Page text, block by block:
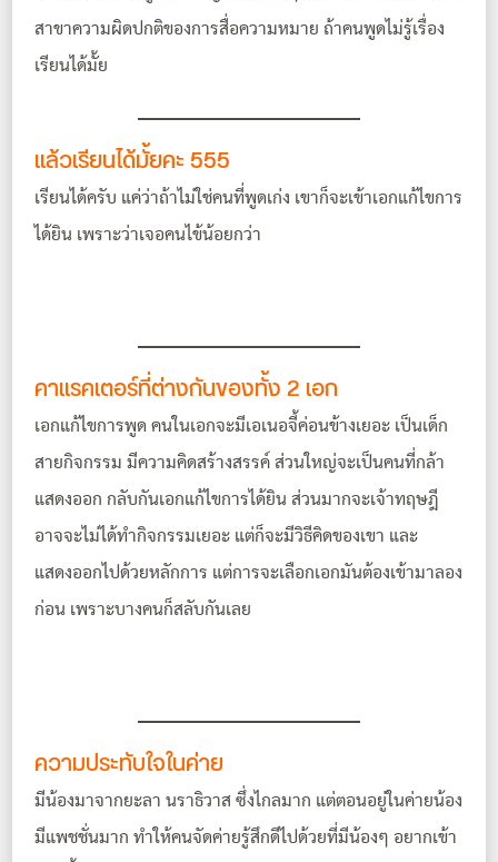
สาขาความผิดปกติของการสื่อความหมาย ถ้าคนพูดไม่รู้เรื่อง
เรียนได้มั้ย
แล้วเรียนได้มั้ยคะ 555
เรียนได้ครับ แค่ว่าถ้าไม่ใช่คนที่พูดเก่ง เขาก็จะเข้าเอกแก้ไขการ
ได้ยิน เพราะว่าเจอคนไข้น้อยกว่า
คาแรคเตอร์ที่ต่างกันของทั้ง 2 เอก
เอกแก้ไขการพูด คนในเอกจะมีเอเนอจี้ค่อนข้างเยอะ เป็นเด็ก
สายกิจกรรม มีความคิดสร้างสรรค์ ส่วนใหญ่จะเป็นคนที่กล้า
แสดงออกกลับกันเอกแก้ไขการได้ยิน ส่วนมากจะเจ้าทฤษฎี
อาจจะไม่ได้ทำกิจกรรมเยอะ แต่ก็จะมีวิธีคิดของเขา และ
แสดงออกไปด้วยหลักการ แต่การจะเลือกเอกมันต้องเข้ามาลอง
ก่อน เพราะบางคนก็สลับกันเลย
ความประทับใจในค่าย
มีน้องมาจากยะลา นราธิวาส ซึ่งไกลมาก แต่ตอนอยู่ในค่ายน้อง
มีแพชชั่นมาก ทำให้คนจัดค่ายรู้สึกดีไปด้วยที่มีน้องๆ อยากเข้า